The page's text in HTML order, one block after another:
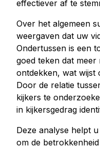
effectiever af te
Over het algemeen
weergaven dat uw
Ondertussen is een
goed teken dat
ontdekken, wat wijst
Door de relatie
kijkers te
in kijkersgedrag
Deze analyse helpt
om de